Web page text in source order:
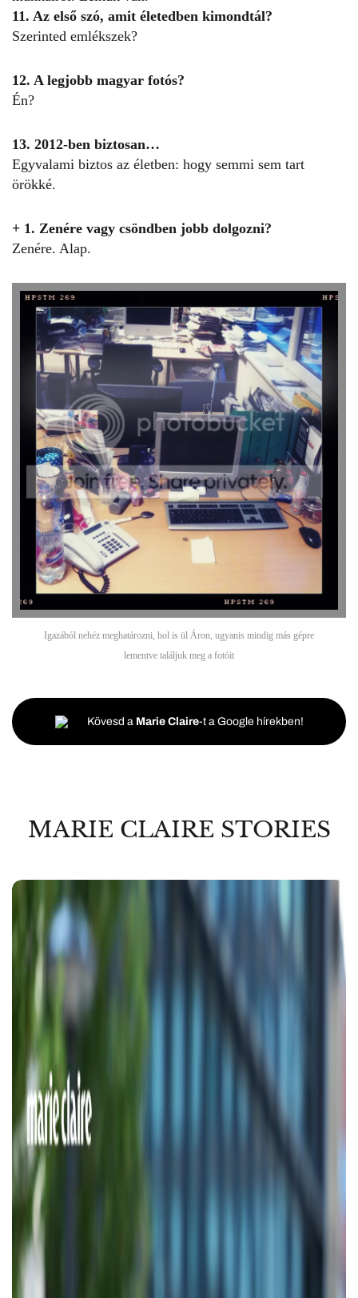
11. Az első szó, amit életedben kimondtál?
Szerinted emlékszek?
12. A legjobb magyar fotós?
Én?
13. 2012-ben biztosan…
Egyvalami biztos az életben: hogy semmi sem tart
örökké.
+ 1. Zenére vagy csöndben jobb dolgozni?
Zenére. Alap.
Igazából nehéz meghatározni, hol is ül Áron, ugyanis mindig más gépre
lementve találjuk meg a fotóit
Kövesd a Marie Claire-t a Google hírekben!
MARIE CLAIRE STORIES